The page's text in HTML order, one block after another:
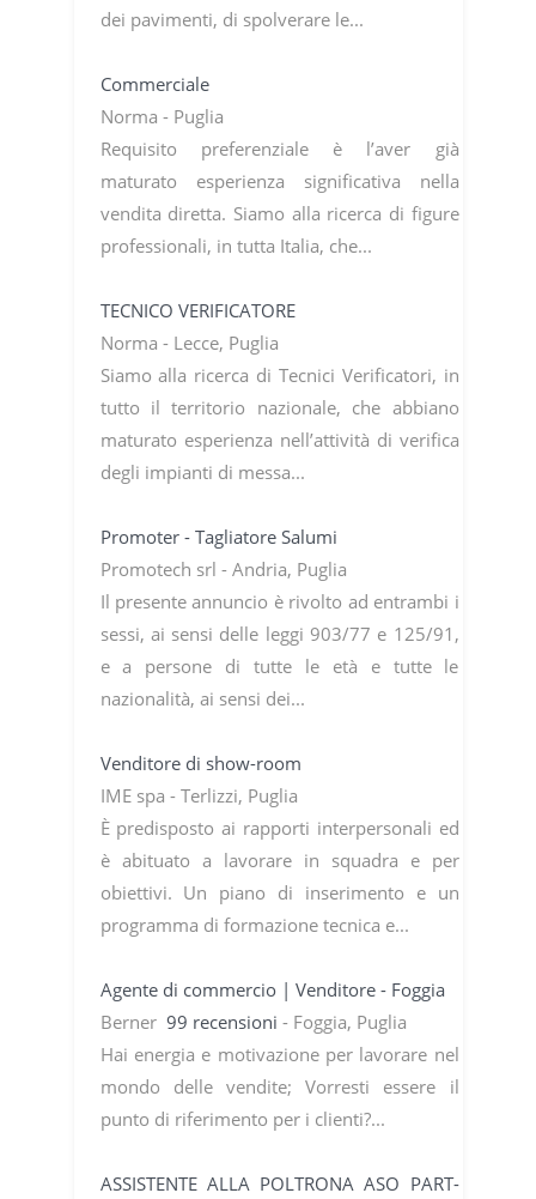
dei pavimenti, di spolverare le...
Commerciale
Norma - Puglia
Requisito preferenziale è l’aver già
maturato esperienza significativa nella
vendita diretta. Siamo alla ricerca di figure
professionali, in tutta Italia, che...
TECNICO VERIFICATORE
Norma - Lecce, Puglia
Siamo alla ricerca di Tecnici Verificatori, in
tutto il territorio nazionale, che abbiano
maturato esperienza nell’attività di verifica
degli impianti di messa...
Promoter - Tagliatore Salumi
Promotech srl - Andria, Puglia
Il presente annuncio è rivolto ad entrambi i
sessi, ai sensi delle leggi 903/77 e 125/91,
e a persone di tutte le età e tutte le
nazionalità, ai sensi dei...
Venditore di show-room
IME spa - Terlizzi, Puglia
È predisposto ai rapporti interpersonali ed
è abituato a lavorare in squadra e per
obiettivi. Un piano di inserimento e un
programma di formazione tecnica e...
Agente di commercio | Venditore - Foggia
Berner 99 recensioni - Foggia, Puglia
Hai energia e motivazione per lavorare nel
mondo delle vendite; Vorresti essere il
punto di riferimento per i clienti?...
ASSISTENTE ALLA POLTRONA ASO PART-